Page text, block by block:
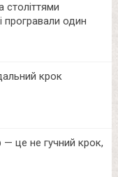
програвали один
крок
— це не гучний крок,